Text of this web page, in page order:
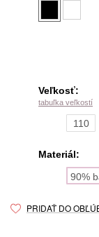
Veľkosť:
tabuľka veľkostí
110
Materiál:
90%
PRIDAŤ DO